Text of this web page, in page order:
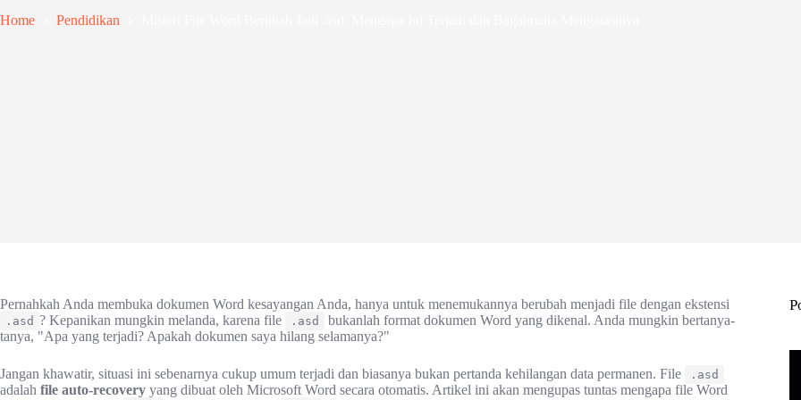
Home Pendidikan
Pernahkah Anda membuka dokumen Word kesayangan Anda, hanya untuk menemukannya berubah menjadi file dengan ekstensi
.asd ? Kepanikan mungkin melanda, karena file .asd
bukanlah format dokumen Word yang dikenal. Anda mungkin bertanya-
tanya, "Apa yang terjadi? Apakah dokumen saya hilang selamanya?"
Jangan khawatir, situasi ini sebenarnya cukup umum terjadi dan biasanya bukan pertanda kehilangan data permanen. File .asd
adalah file auto-recovery yang dibuat oleh Microsoft Word secara otomatis. Artikel ini akan mengupas tuntas mengapa file Word